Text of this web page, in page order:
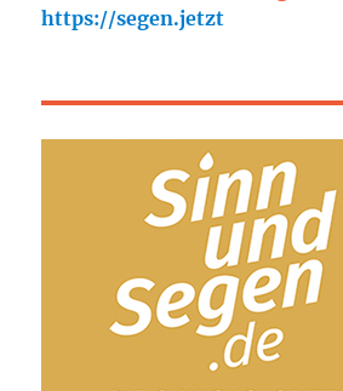
https://segen.jetzt